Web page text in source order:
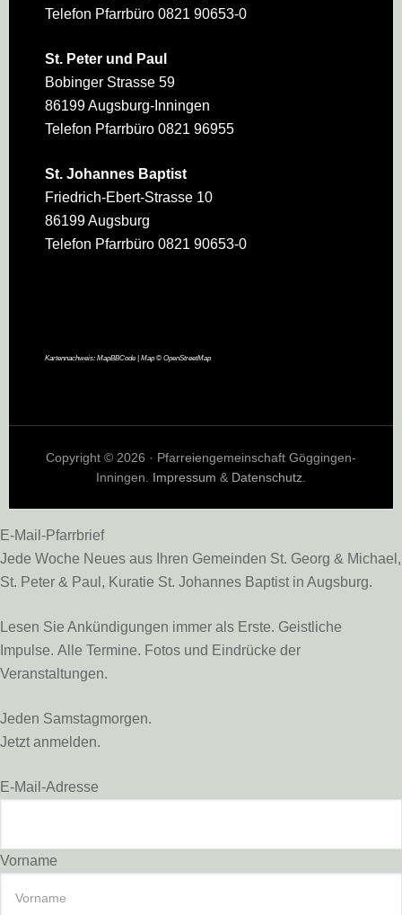
Telefon Pfarrbüro 0821 90653-0
St. Peter und Paul
Bobinger Strasse 59
86199 Augsburg-Inningen
Telefon Pfarrbüro 0821 96955
St. Johannes Baptist
Friedrich-Ebert-Strasse 10
86199 Augsburg
Telefon Pfarrbüro 0821 90653-0
Kartennachweis: MapBBCode| Map © OpenStreetMap
Copyright © 2026 · Pfarreiengemeinschaft Göggingen-
Inningen. Impressum & Datenschutz.
E-Mail-Pfarrbrief
Jede Woche Neues aus Ihren Gemeinden St. Georg & Michael,
St. Peter & Paul, Kuratie St. Johannes Baptist in Augsburg.
Lesen Sie Ankündigungen immer als Erste. Geistliche
Impulse. Alle Termine. Fotos und Eindrücke der
Veranstaltungen.
Jeden Samstagmorgen.
Jetzt anmelden.
E-Mail-Adresse
Vorname